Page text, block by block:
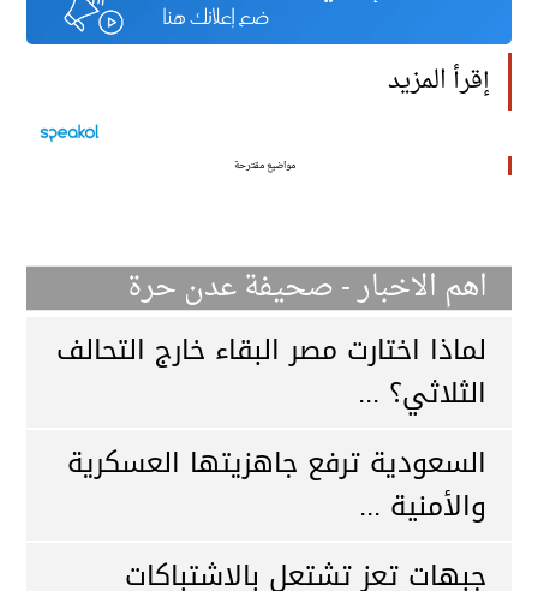
إقرأ المزيد
مواضيع مقترحة
اهم الاخبار - صحيفة عدن حرة
لماذا اختارت مصر البقاء خارج التحالف
الثلاثي؟ ...
السعودية ترفع جاهزيتها العسكرية
والأمنية ...
جبهات تعز تشتعل بالاشتباكات